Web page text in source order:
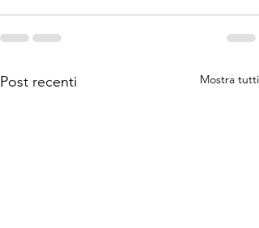
Post recenti Mostra tutti